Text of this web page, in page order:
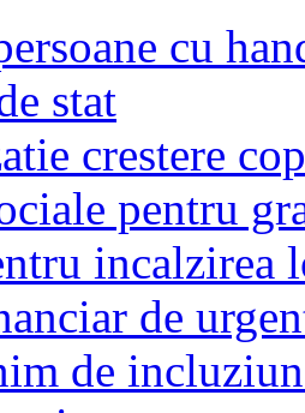
cu
stat
crestere
pentru
incalzirea
de
de